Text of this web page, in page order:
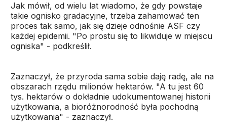
Jak mówił, od wielu lat wiadomo, że gdy powstaje
takie ognisko gradacyjne, trzeba zahamować ten
proces tak samo, jak się dzieje odnośnie ASF czy
każdej epidemii. "Po prostu się to likwiduje w miejscu
ogniska" - podkreślił.
Zaznaczył, że przyroda sama sobie daję radę, ale na
obszarach rzędu milionów hektarów. "A tu jest 60
tys. hektarów o dokładnie udokumentowanej historii
użytkowania, a bioróżnorodność była pochodną
użytkowania" - zaznaczył.